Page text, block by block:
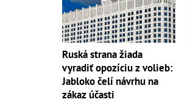
Ruská strana žiada
vyradiť opozíciu z volieb:
Jabloko čelí návrhu na
zákaz účasti